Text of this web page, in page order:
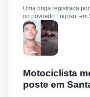
Uma briga registrada
no povoado Fogoso,
Alves gravemente
Benedito Alves dos
quando teve início uma
quebrou uma garrafa e
Luís Carlos foi socorrido
localizado em sua
de Rosário para os
Motociclista
poste em